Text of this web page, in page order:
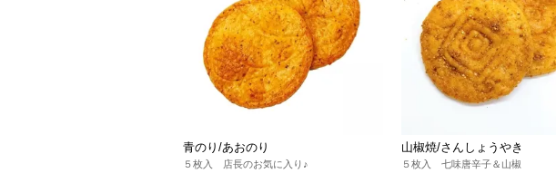
青のり/あおのり
５枚入 店長のお気に入り♪
山椒焼/さんしょうやき
５枚入 七味唐辛子＆山椒